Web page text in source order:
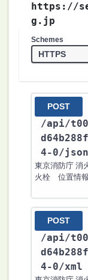
https://
g.jp
Schemes
POST
/api/
4-0/json
東京消防庁 消
火栓 位置情報
POST
/api/
4-0/xml